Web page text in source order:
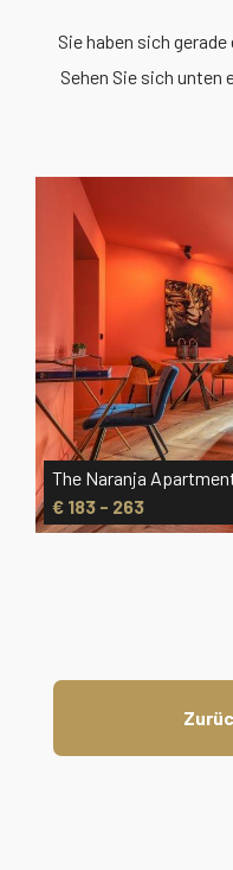
Sie haben sich
Sehen Sie sich unten
The Naranja
€ 183 - 263